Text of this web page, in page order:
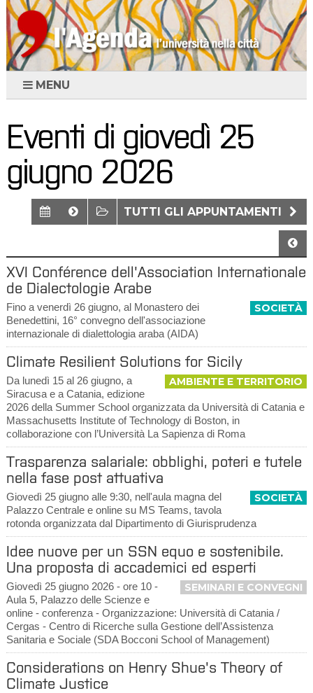
MENU
Eventi di giovedì 25
giugno 2026
TUTTI GLI APPUNTAMENTI
XVI Conférence dell'Association Internationale
de Dialectologie Arabe
SOCIETÀ
Fino a venerdì 26 giugno, al Monastero dei
Benedettini, 16° convegno dell'associazione
internazionale di dialettologia araba (AIDA)
Climate Resilient Solutions for Sicily
AMBIENTE E TERRITORIO
Da lunedì 15 al 26 giugno, a
Siracusa e a Catania, edizione
2026 della Summer School organizzata da Università di Catania e
Massachusetts Institute of Technology di Boston, in
collaborazione con l’Università La Sapienza di Roma
Trasparenza salariale: obblighi, poteri e tutele
nella fase post attuativa
SOCIETÀ
Giovedì 25 giugno alle 9:30, nell'aula magna del
Palazzo Centrale e online su MS Teams, tavola
rotonda organizzata dal Dipartimento di Giurisprudenza
Idee nuove per un SSN equo e sostenibile.
Una proposta di accademici ed esperti
SEMINARI E CONVEGNI
Giovedì 25 giugno 2026 - ore 10 -
Aula 5, Palazzo delle Scienze e
online - conferenza - Organizzazione: Università di Catania /
Cergas - Centro di Ricerche sulla Gestione dell’Assistenza
Sanitaria e Sociale (SDA Bocconi School of Management)
Considerations on Henry Shue's Theory of
Climate Justice